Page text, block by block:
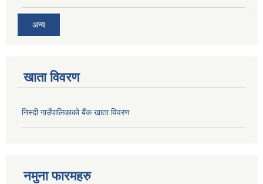
अन्य
खाता विवरण
निस्दी गाउँपालिकाको बैंक खाता विवरण
नमुना फारमहरु